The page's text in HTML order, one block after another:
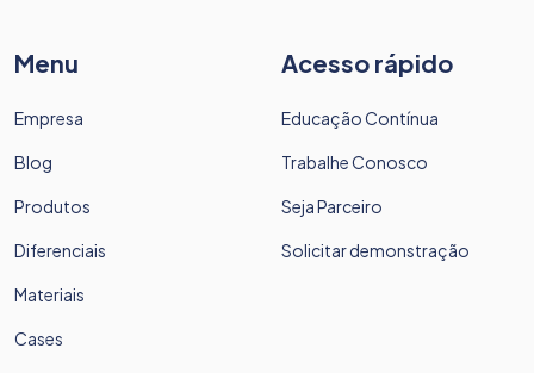
Menu
Empresa
Blog
Produtos
Diferenciais
Materiais
Cases
Acesso rápido
Educação Contínua
Trabalhe Conosco
Seja Parceiro
Solicitar demonstração